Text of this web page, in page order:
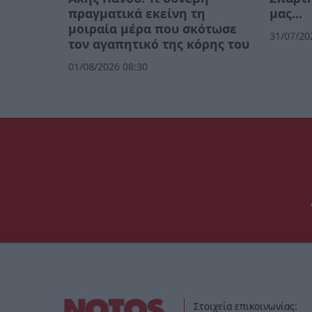
πραγματικά εκείνη τη
μοιραία μέρα που σκότωσε
τον αγαπητικό της κόρης του
01/08/2026 08:30
μας…
31/07/
Στοιχεία επικοινωνίας: